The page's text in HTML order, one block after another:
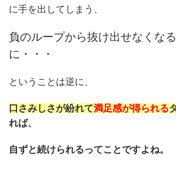
に手を出してしまう、
負のループから抜け出せなくな
に・・・
ということは逆に、
口さみしさが紛れて満足感が得られる
れば、
自ずと続けられるってことですよね。